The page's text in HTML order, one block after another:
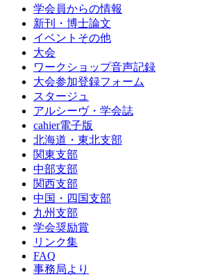
学会員からの情報
新刊・博士論文
イベントその他
大会
ワークショップ音声記録
大会参加登録フォーム
スタージュ
アルシーヴ・学会誌
cahier電子版
北海道・東北支部
関東支部
中部支部
関西支部
中国・四国支部
九州支部
学会奨励賞
リンク集
FAQ
事務局より